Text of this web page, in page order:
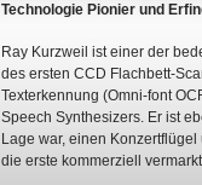
Technologie Pionier und
Ray Kurzweil ist einer der
des ersten CCD Flachbett-
Texterkennung (Omni-font
Speech Synthesizers. Er ist
Lage war, einen
die erste kommerziell